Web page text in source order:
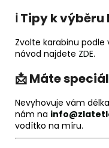
ℹ️ Tipy k
Zvolte karabinu podle
návod najdete ZDE.
📩 Máte
Nevyhovuje vám
nám na
vodítko na míru.